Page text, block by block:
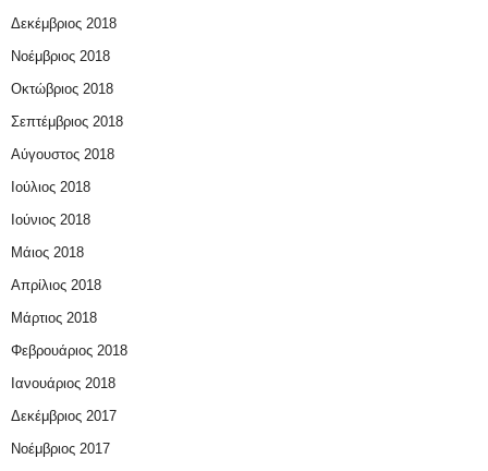
Δεκέμβριος 2018
Νοέμβριος 2018
Οκτώβριος 2018
Σεπτέμβριος 2018
Αύγουστος 2018
Ιούλιος 2018
Ιούνιος 2018
Μάιος 2018
Απρίλιος 2018
Μάρτιος 2018
Φεβρουάριος 2018
Ιανουάριος 2018
Δεκέμβριος 2017
Νοέμβριος 2017